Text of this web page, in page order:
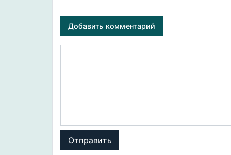
Добавить комментарий
Отправить